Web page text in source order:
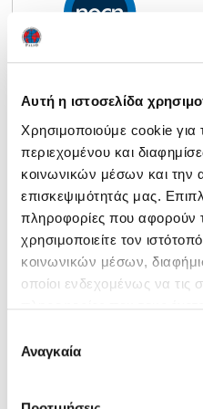
Αυτή η ιστοσελίδα
Χρησιμοποιούμε cookie για
περιεχομένου και
κοινωνικών μέσων και την
επισκεψιμότητάς μας.
πληροφορίες που αφορούν
χρησιμοποιείτε τον
κοινωνικών μέσων,
οποίοι ενδεχομένως να τις
των υπηρεσιών τους.
Μπορείτε να αλλάξετε ή
συγκατάθεσης
Αναγκαία